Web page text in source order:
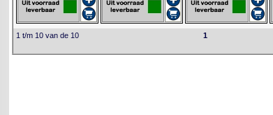
1 t/m 10 van de 10 1